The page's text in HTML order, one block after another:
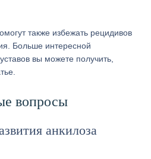
также избежать рецидивов
Больше интересной
вы можете получить,
вопросы
анкилоза